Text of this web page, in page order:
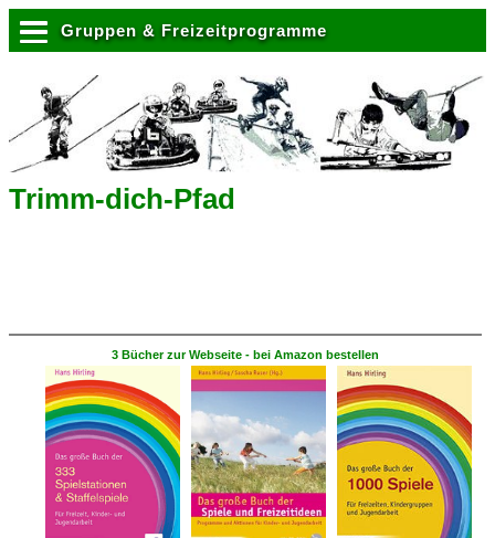
Gruppen & Freizeitprogramme
Trimm-dich-Pfad
3 Bücher zur Webseite - bei Amazon bestellen